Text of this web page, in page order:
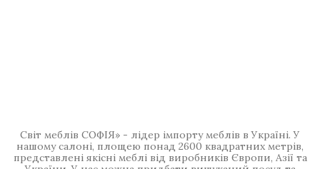
Світ меблів СОФІЯ» - лідер імпорту меблів в Україні. У
нашому салоні, площею понад 2600 квадратних метрів,
представлені якісні меблі від виробників Європи, Азії та